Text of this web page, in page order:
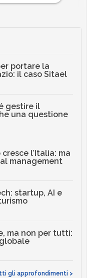
portare la
il caso Sitael
gestire il
una questione
l’Italia: ma
management
startup, AI e
ma non per tutti:
gli approfondimenti >